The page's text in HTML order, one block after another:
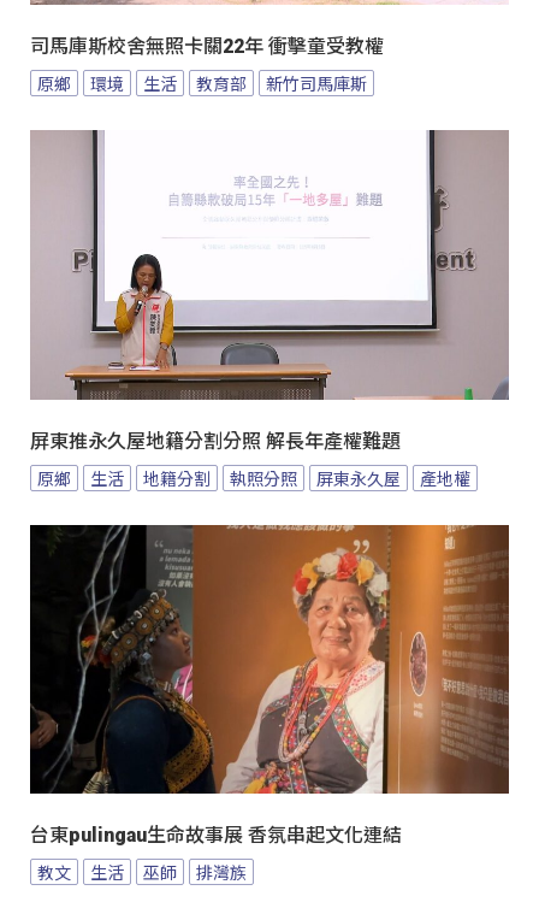
司馬庫斯校舍無照卡關22年 衝擊童受教權
原鄉 環境 生活 教育部 新竹司馬庫斯
屏東推永久屋地籍分割分照 解長年產權難題
原鄉 生活 地籍分割 執照分照 屏東永久屋 產地權
台東pulingau生命故事展 香氛串起文化連結
教文 生活 巫師 排灣族